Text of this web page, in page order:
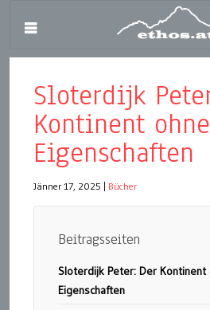
Sloterdijk
Kontinent ohne
Eigenschaften
Jänner 17, 2025 Bücher
Beitragsseiten
Sloterdijk Peter: Der Kontinent
Eigenschaften